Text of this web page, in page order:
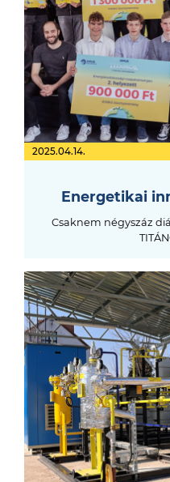
2025.04.14.
Energetikai
Csaknem négyszáz